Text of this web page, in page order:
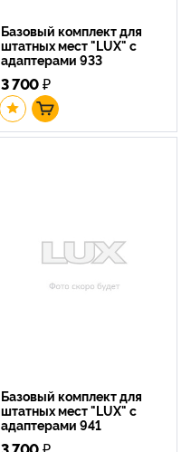
Базовый комплект для
штатных мест "LUX" с
адаптерами 933
3 700₽
Базовый комплект для
штатных мест "LUX" с
адаптерами 941